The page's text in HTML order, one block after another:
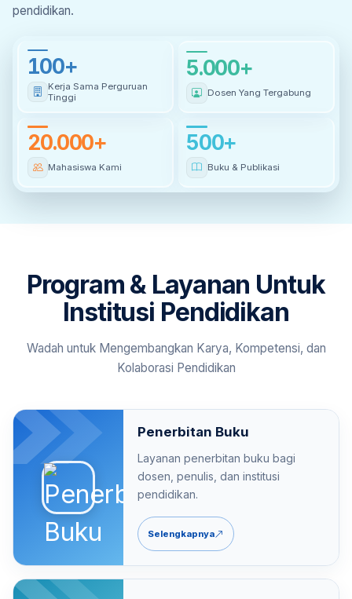
pendidikan.
Kerja Sama Perguruan
Tinggi
100 +
100+
Dosen Yang Tergabung
5,000 +
5.000+
Mahasiswa Kami
20,000 +
20.000+
Buku & Publikasi
500 +
500+
Program & Layanan Untuk
Institusi Pendidikan
Wadah untuk Mengembangkan Karya, Kompetensi, dan
Kolaborasi Pendidikan
Penerbitan Buku
Layanan penerbitan buku bagi
dosen, penulis, dan institusi
pendidikan.
Selengkapnya